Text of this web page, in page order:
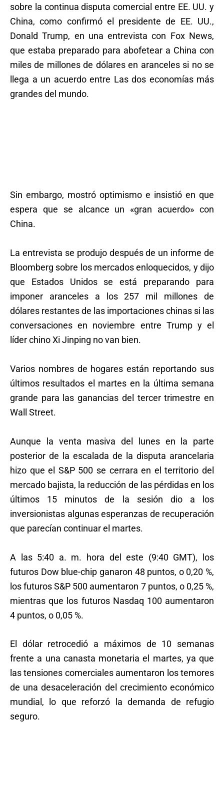
sobre la continua disputa comercial entre EE. UU. y
China, como confirmó el presidente de EE. UU.,
Donald Trump, en una entrevista con Fox News,
que estaba preparado para abofetear a China con
miles de millones de dólares en aranceles si no se
llega a un acuerdo entre Las dos economías más
grandes del mundo.
Sin embargo, mostró optimismo e insistió en que
espera que se alcance un «gran acuerdo» con
China.
La entrevista se produjo después de un informe de
Bloomberg sobre los mercados enloquecidos, y dijo
que Estados Unidos se está preparando para
imponer aranceles a los 257 mil millones de
dólares restantes de las importaciones chinas si las
conversaciones en noviembre entre Trump y el
líder chino Xi Jinping no van bien.
Varios nombres de hogares están reportando sus
últimos resultados el martes en la última semana
grande para las ganancias del tercer trimestre en
Wall Street.
Aunque la venta masiva del lunes en la parte
posterior de la escalada de la disputa arancelaria
hizo que el S&P 500 se cerrara en el territorio del
mercado bajista, la reducción de las pérdidas en los
últimos 15 minutos de la sesión dio a los
inversionistas algunas esperanzas de recuperación
que parecían continuar el martes.
A las 5:40 a. m. hora del este (9:40 GMT), los
futuros Dow blue-chip ganaron 48 puntos, o 0,20 %,
los futuros S&P 500 aumentaron 7 puntos, o 0,25 %,
mientras que los futuros Nasdaq 100 aumentaron
4 puntos, o 0,05 %.
El dólar retrocedió a máximos de 10 semanas
frente a una canasta monetaria el martes, ya que
las tensiones comerciales aumentaron los temores
de una desaceleración del crecimiento económico
mundial, lo que reforzó la demanda de refugio
seguro.